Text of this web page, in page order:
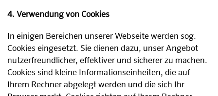
4. Verwendung von Cookies
In einigen Bereichen unserer Webseite werden sog.
Cookies eingesetzt. Sie dienen dazu, unser Angebot
nutzerfreundlicher, effektiver und sicherer zu machen.
Cookies sind kleine Informationseinheiten, die auf
Ihrem Rechner abgelegt werden und die sich Ihr